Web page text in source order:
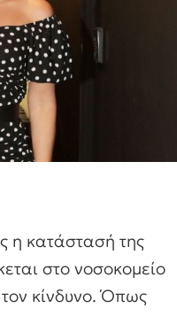
η κατάστασή της
στο νοσοκομείο
κίνδυνο. Όπως